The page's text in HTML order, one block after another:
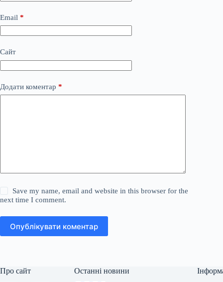
Email *
Сайт
Додати коментар *
Save my name, email and website in this browser for the
next time I comment.
Опублікувати коментар
Про сайт Останні новини